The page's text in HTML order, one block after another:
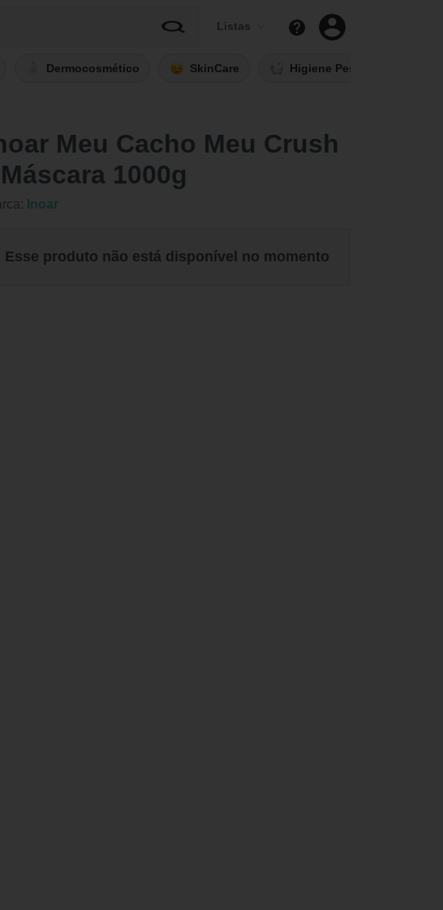
Listas
Dermocosmético SkinCare Higiene Pessoal
Meu Cacho Meu Crush
1000g
Inoar
Esse produto não está disponível no momento